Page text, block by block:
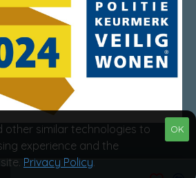
© 2025
OK
other similar technologies to
experience and the
Privacy Policy.